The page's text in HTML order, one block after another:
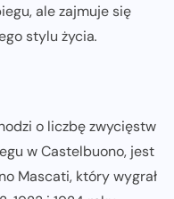
ale zajmuje się
stylu życia.
o liczbę zwycięstw
w Castelbuono, jest
Mascati, który wygrał